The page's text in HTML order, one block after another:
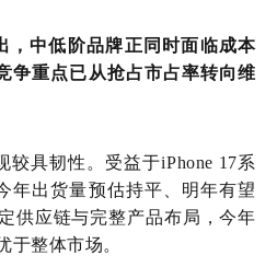
，中低阶品牌正同时面临成本
争重点已从抢占市占率转向维
较具韧性。 受益于iPhone 17系
年出货量预估持平、明年有望
供应链与完整产品布局，今年
于整体市场。